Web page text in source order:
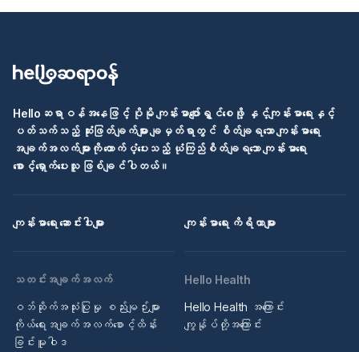
Helloဆရာဝန်အနေဖြင့် ပိုမို ကျန်းမာပျော်ရွှင်စေဖို့ နှင့်ကျန်းမာရေးနှင့်
ပတ်သက်သည့် ဆုံးဖြတ်ချက်များ ချမှတ်ရာတွင် စိတ်ချရသော ကျန်းမာရေး
အချက်အလက်များကို ထောက်ပံ့ပေးသည့် ယုံကြည်စိတ်ချရသော ကျန်းမာရေး
စောင့်ရှောက်ပေးသူ ဖြစ်ချင်ပါတယ်။
ကျန်းမာရေး ဆောင်းပါးများ ကျန်းမာရေး ကိရိယာများ
သတင်းအချက်အလက်
ဝဘ်ဆိုက်အသုံးပြုမှု စည်းမျဉ်းများ
ကိုယ်ရေးအချက်အလက်စောင့်ထိန်း
ခြင်းမူဝါဒ
Hello Health
Hello Health အကြောင်း
ကျွန်ုပ်တို့အကြောင်း